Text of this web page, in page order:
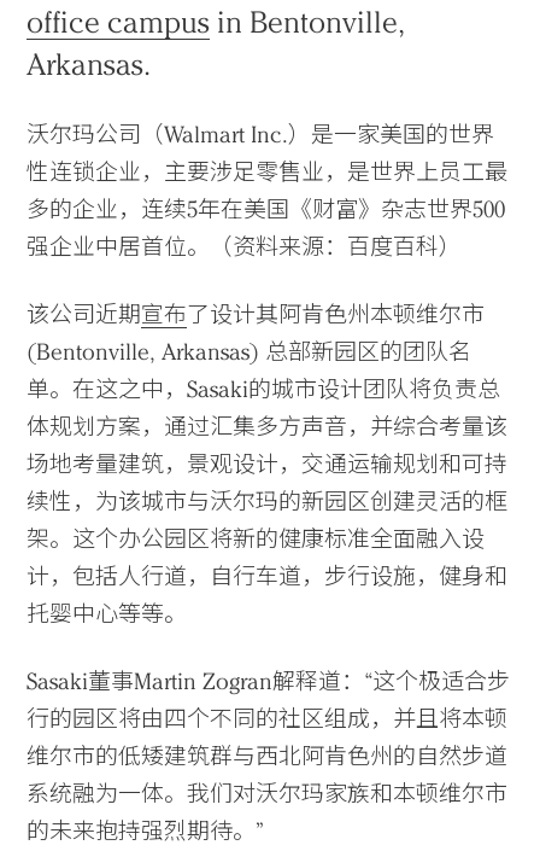
office campus in Bentonville,
Arkansas.
沃尔玛公司（Walmart Inc.）是一家美国的世界
性连锁企业，主要涉足零售业，是世界上员工最
多的企业，连续5年在美国《财富》杂志世界500
强企业中居首位。（资料来源：百度百科）
​该公司近期宣布了设计其阿肯色州本顿维尔市
(Bentonville, Arkansas) 总部新园区的团队名
单。在这之中，Sasaki的城市设计团队将负责总
体规划方案，通过汇集多方声音，并综合考量该
场地考量建筑，景观设计，交通运输规划和可持
续性，为该城市与沃尔玛的新园区创建灵活的框
架。这个办公园区将新的健康标准全面融入设
计，包括人行道，自行车道，步行设施，健身和
托婴中心等等。
Sasaki董事Martin Zogran解释道：“这个极适合步
行的园区将由四个不同的社区组成，并且将本顿
维尔市的低矮建筑群与西北阿肯色州的自然步道
系统融为一体。我们对沃尔玛家族和本顿维尔市
的未来抱持强烈期待。”
Practice
Projects
People
Voices
Search Sasaki